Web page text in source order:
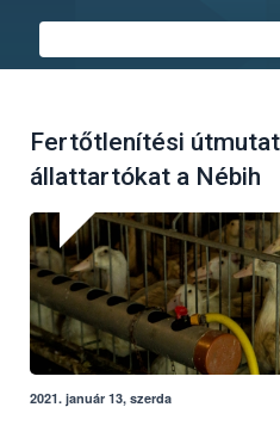
Fertőtlenítési
állattartókat a Nébih
2021. január 13, szerda